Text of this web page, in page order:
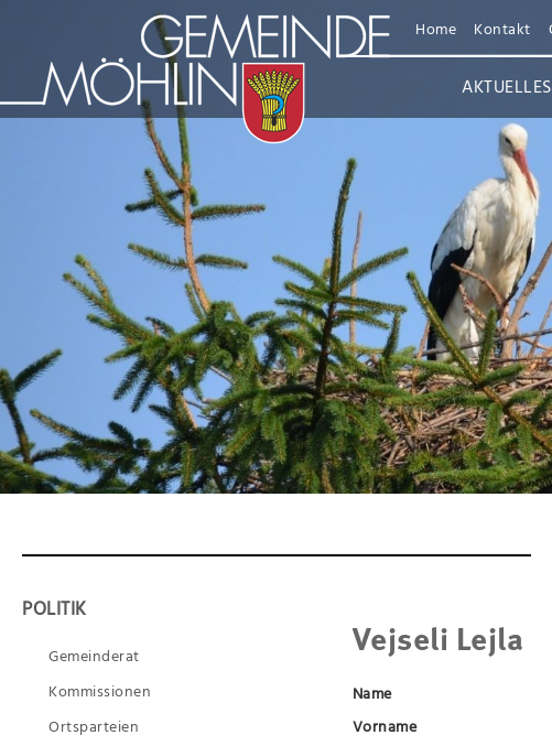
Home Kontakt
AKTUELLES
POLITIK
Gemeinderat
Kommissionen
Ortsparteien
Vejseli Lejla
Name
Vorname